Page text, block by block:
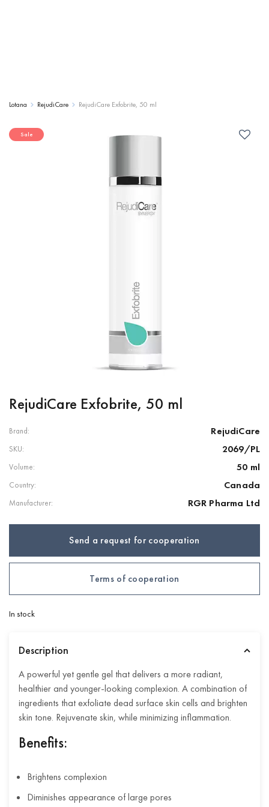
Lotana RejudiCare RejudiCare Exfobrite, 50 ml
Sale
RejudiCare Exfobrite, 50 ml
Brand: RejudiCare
SKU: 2069/PL
Volume: 50 ml
Country: Canada
Manufacturer: RGR Pharma Ltd
Send a request for cooperation
Terms of cooperation
In stock
Description
A powerful yet gentle gel that delivers a more radiant,
healthier and younger-looking complexion. A combination of
ingredients that exfoliate dead surface skin cells and brighten
skin tone. Rejuvenate skin, while minimizing inflammation.
Benefits:
Brightens complexion
Diminishes appearance of large pores